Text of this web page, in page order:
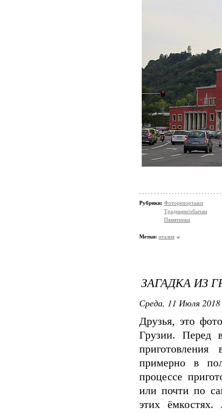
Рубрики: Фоторепортажи
Традиции/обычаи
Памятники
Метки: италия
ЗАГАДКА ИЗ
Среда, 11 Июля
Друзья, это
Грузии. Перед
примерно в
процессе
или почти по
этих